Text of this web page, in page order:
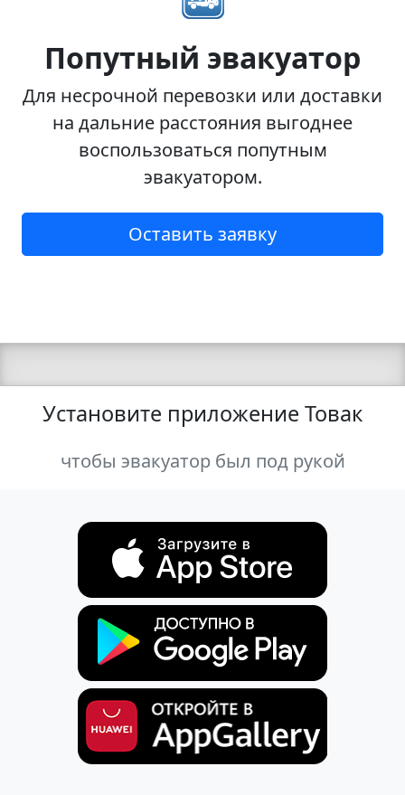
Попутный эвакуатор
Для несрочной перевозки или доставки
на дальние расстояния выгоднее
воспользоваться попутным
эвакуатором.
Оставить заявку
Установите приложение Товак
чтобы эвакуатор был под рукой